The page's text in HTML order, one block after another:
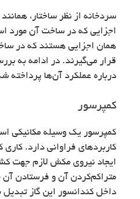
سردخانه از نظر ساختار،
اجزایی که در ساخت آن مورد
همان اجزایی هستند که در
قرار می‌گیرند. در ادامه به
درباره عملکرد آن‌ها پرداخته
کمپرسور
کمپرسور یک وسیله مکانیکی
کاربردهای فراوانی دارد.
ایجاد نیروی مکش لازم جهت
متراکم‌کردن آن و فرستادن
داخل کندانسور این گاز